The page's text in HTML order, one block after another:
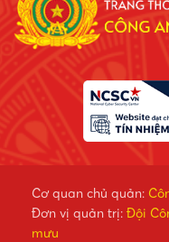
Cơ quan chủ quản:
Đơn vị quản trị: Đội
mưu